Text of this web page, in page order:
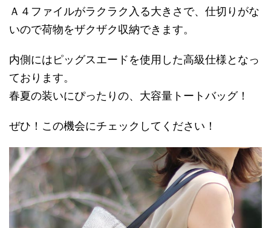
Ａ４ファイルがラクラク入る大きさで、仕切りがな
いので荷物をザクザク収納できます。
内側にはピッグスエードを使用した高級仕様となっ
ております。
春夏の装いにぴったりの、大容量トートバッグ！
ぜひ！この機会にチェックしてください！